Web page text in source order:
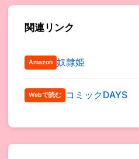
関連リンク
Amazon 奴隷姫
Webで読む コミックDAYS